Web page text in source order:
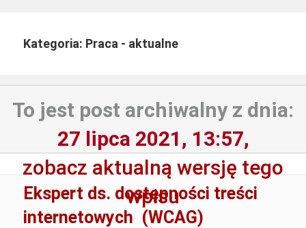
Kategoria: Praca - aktualne
To jest post archiwalny z dnia:
27 lipca 2021, 13:57,
zobacz aktualną wersję tego
wpisu
Ekspert ds. dostępności treści
internetowych (WCAG)